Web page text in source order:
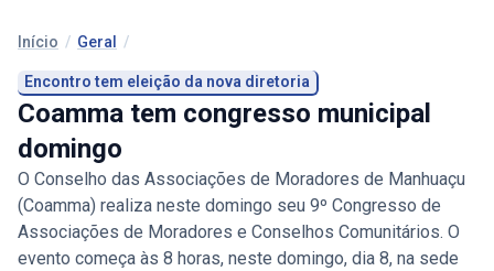
Início / Geral /
Encontro tem eleição da nova diretoria
Coamma tem congresso municipal
domingo
O Conselho das Associações de Moradores de Manhuaçu
(Coamma) realiza neste domingo seu 9º Congresso de
Associações de Moradores e Conselhos Comunitários. O
evento começa às 8 horas, neste domingo, dia 8, na sede